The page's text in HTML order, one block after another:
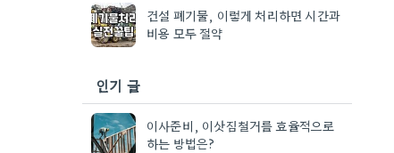
건설 폐기물, 이렇게 처리하면 시간과
비용 모두 절약
인기 글
이사준비, 이삿짐철거를 효율적으로
하는 방법은?